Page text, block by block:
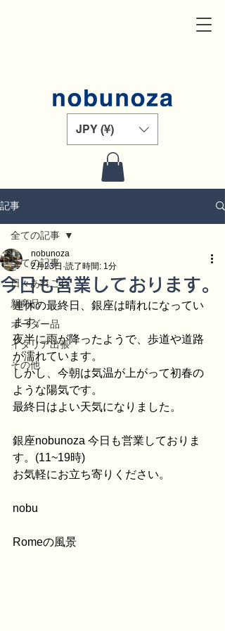
JPY (¥)
記事
全ての記事
日々あれこれ
新商品
オーダー品
イタリア出張
その他
全ての記事
今日も営業しております。
nobunoza
2月23日 読了時間: 1分
連休の最終日、銀座は晴れになってい
ます。
夜半に雨が降ったようで、歩道や道路
が濡れています。
しかし、今朝は気温が上がって初春の
ような陽気です。
最終日はよい天気になりました。
銀座nobunoza 今日も営業しておりま
す。(11~19時)
お気軽にお立ち寄りください。
nobu
Romeの風景